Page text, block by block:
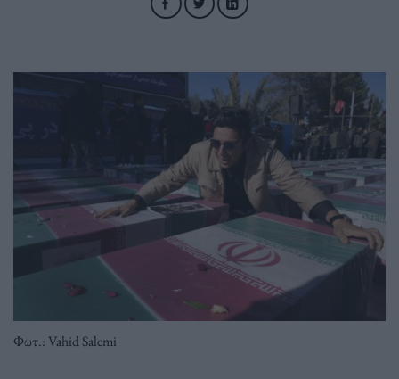
Φωτ.: Vahid Salemi